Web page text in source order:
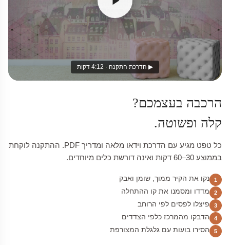
▶ הדרכת התקנה · 4:12 דקות
הרכבה בעצמכם?
קלה ופשוטה.
כל טפט מגיע עם הדרכת וידאו מלאה ומדריך PDF. ההתקנה לוקחת
בממוצע 30–60 דקות ואינה דורשת כלים מיוחדים.
1 נקו את הקיר ממוך, שומן ואבק
2 מדדו ומסמנו את קו ההתחלה
3 פיצלו לפסים לפי הרוחב
4 הדבקו מהמרכז כלפי הצדדים
5 הסירו בועות עם גלגלת המצורפת